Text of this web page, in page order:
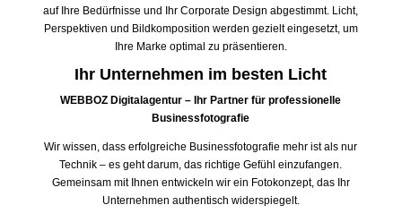
auf Ihre Bedürfnisse und Ihr Corporate Design abgestimmt. Licht,
Perspektiven und Bildkomposition werden gezielt eingesetzt, um
Ihre Marke optimal zu präsentieren.
Ihr Unternehmen im besten Licht
WEBBOZ Digitalagentur – Ihr Partner für professionelle
Businessfotografie
Wir wissen, dass erfolgreiche Businessfotografie mehr ist als nur
Technik – es geht darum, das richtige Gefühl einzufangen.
Gemeinsam mit Ihnen entwickeln wir ein Fotokonzept, das Ihr
Unternehmen authentisch widerspiegelt.